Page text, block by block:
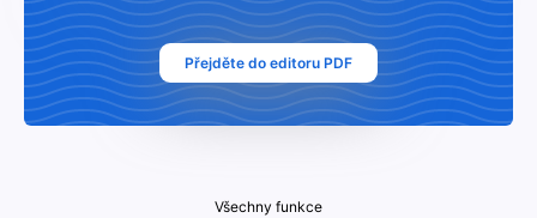
Přejděte do editoru PDF
Všechny funkce